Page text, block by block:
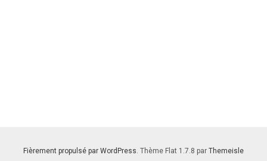
Fièrement propulsé par WordPress. Thème Flat 1.7.8 par Themeisle